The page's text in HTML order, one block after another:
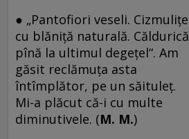
● „Pantofiori veseli. Cizmuliţe
cu blăniţă naturală. Căldurică
pînă la ultimul degeţel“. Am
găsit reclămuţa asta
întîmplător, pe un săituleţ.
Mi-a plăcut că-i cu multe
diminutivele. (M. M.)